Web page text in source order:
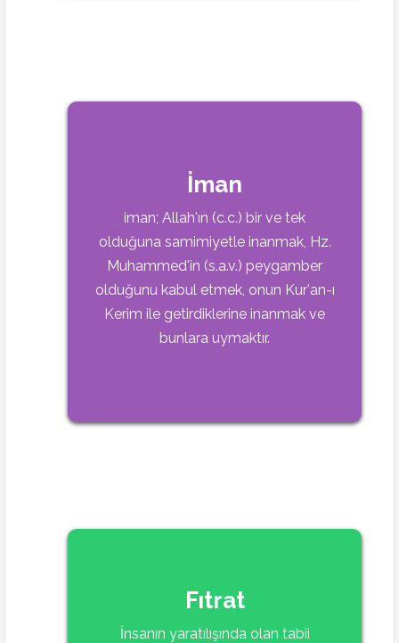
İman
iman; Allah'ın (c.c.) bir ve tek
olduğuna samimiyetle inanmak, Hz.
Muhammed'in (s.a.v.) peygamber
olduğunu kabul etmek, onun Kur'an-ı
Kerim ile getirdiklerine inanmak ve
bunlara uymaktır.
Fıtrat
İnsanın yaratılışında olan tabii